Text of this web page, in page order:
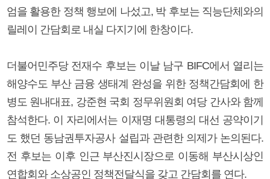
엄을 활용한 정책 행보에 나섰고, 박 후보는 직능단체와의
릴레이 간담회로 내실 다지기에 한창이다.
더불어민주당 전재수 후보는 이날 남구 BIFC에서 열리는
해양수도 부산 금융 생태계 완성을 위한 정책간담회에 한
병도 원내대표, 강준현 국회 정무위원회 여당 간사와 함께
참석한다. 이 자리에서는 이재명 대통령의 대선 공약이기
도 했던 동남권투자공사 설립과 관련한 의제가 논의된다.
전 후보는 이후 인근 부산진시장으로 이동해 부산시상인
연합회와 소상공인 정책전달식을 갖고 간담회를 연다.